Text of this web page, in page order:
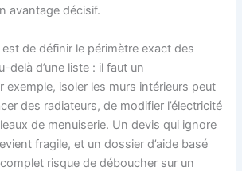
avantage décisif.
de définir le périmètre exact des
delà d’une liste : il faut un
exemple, isoler les murs intérieurs peut
des radiateurs, de modifier l’électricité
de menuiserie. Un devis qui ignore
fragile, et un dossier d’aide basé
risque de déboucher sur un